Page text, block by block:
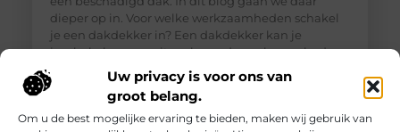
Uw privacy is voor ons van
groot belang.
Om u de best mogelijke ervaring te bieden, maken wij gebruik van
dieper op in. Voor welke werkzaamheden schakel
je een dakdekker in? Een dakdekker kan je
inschakelen voor uiteenlopende werkzaamheden,
zoals: · Het opsporen en repareren